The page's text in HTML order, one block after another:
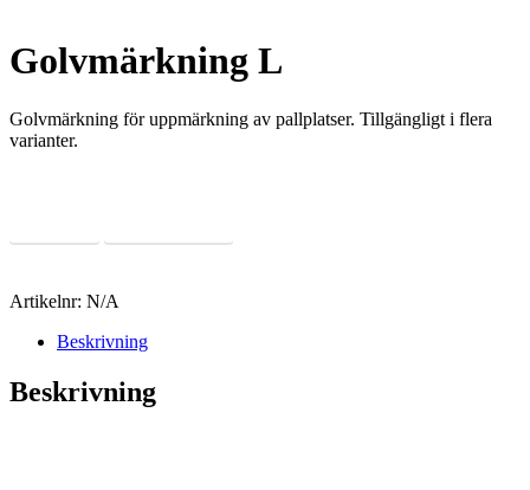
Golvmärkning L
Golvmärkning för uppmärkning av pallplatser. Tillgängligt i flera
varianter.
Artikelnr: N/A
Beskrivning
Beskrivning